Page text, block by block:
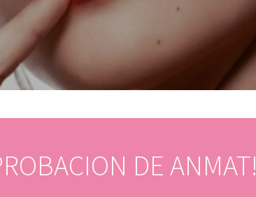
DE ANMAT!